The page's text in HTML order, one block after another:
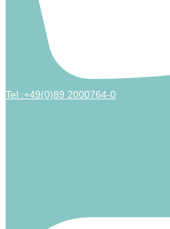
Tel :+49(0)89 2000764-0